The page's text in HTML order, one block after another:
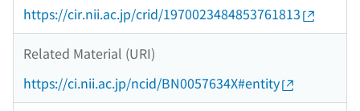
https://cir.nii.ac.jp/crid/1970023484853761813
Related Material (URI)
https://ci.nii.ac.jp/ncid/BN0057634X#entity